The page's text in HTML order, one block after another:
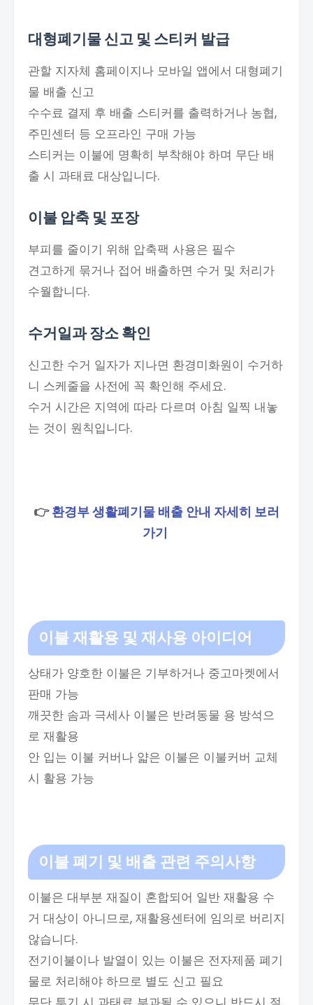
대형폐기물 신고 및 스티커 발급
관할 지자체 홈페이지나 모바일 앱에서 대형폐기
물 배출 신고
수수료 결제 후 배출 스티커를 출력하거나 농협,
주민센터 등 오프라인 구매 가능
스티커는 이불에 명확히 부착해야 하며 무단 배
출 시 과태료 대상입니다.
이불 압축 및 포장
부피를 줄이기 위해 압축팩 사용은 필수
견고하게 묶거나 접어 배출하면 수거 및 처리가
수월합니다.
수거일과 장소 확인
신고한 수거 일자가 지나면 환경미화원이 수거하
니 스케줄을 사전에 꼭 확인해 주세요.
수거 시간은 지역에 따라 다르며 아침 일찍 내놓
는 것이 원칙입니다.
👉환경부 생활폐기물 배출 안내 자세히 보러
가기
이불 재활용 및 재사용 아이디어
상태가 양호한 이불은 기부하거나 중고마켓에서
판매 가능
깨끗한 솜과 극세사 이불은 반려동물 용 방석으
로 재활용
안 입는 이불 커버나 얇은 이불은 이불커버 교체
시 활용 가능
이불 폐기 및 배출 관련 주의사항
이불은 대부분 재질이 혼합되어 일반 재활용 수
거 대상이 아니므로, 재활용센터에 임의로 버리지
않습니다.
전기이불이나 발열이 있는 이불은 전자제품 폐기
물로 처리해야 하므로 별도 신고 필요